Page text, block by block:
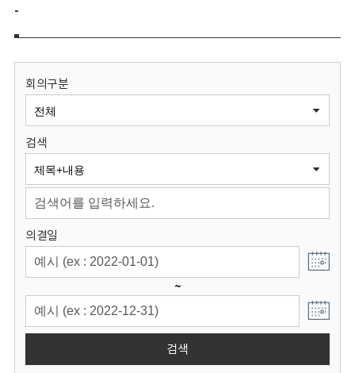
보
원
회
-
회의구분
검색
의결일
~
검색